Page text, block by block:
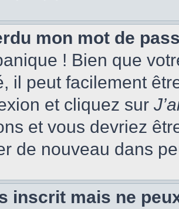
mon mot de
! Bien que
il peut facilement
et cliquez sur
et vous devriez
de nouveau dans
inscrit mais ne